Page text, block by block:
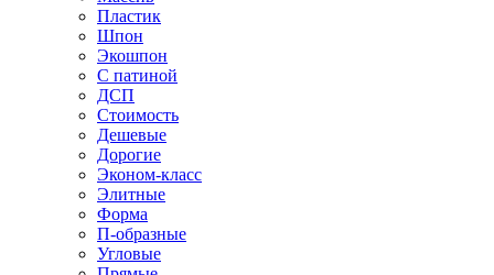
Пластик
Шпон
Экошпон
С патиной
ДСП
Стоимость
Дешевые
Дорогие
Эконом-класс
Элитные
Форма
П-образные
Угловые